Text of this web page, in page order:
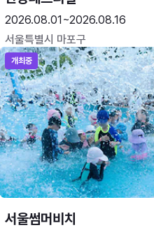
2026.08.01~2026.08.16
서울특별시 마포구
개최중
서울썸머비치